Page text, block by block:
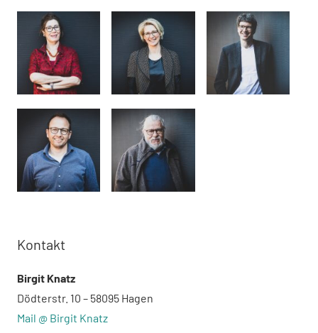
Kontakt
Birgit Knatz
Dödterstr. 10 – 58095 Hagen
Mail @ Birgit Knatz